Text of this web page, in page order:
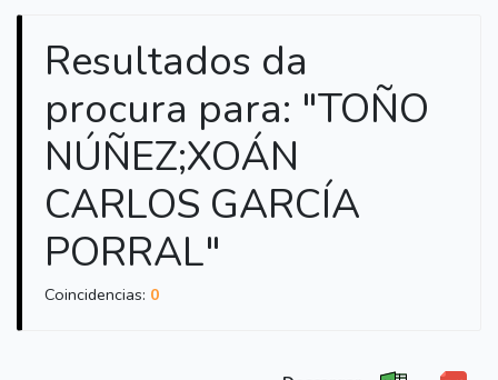
Resultados da
procura para: "TOÑO
NÚÑEZ;XOÁN
CARLOS GARCÍA
PORRAL"
Coincidencias: 0